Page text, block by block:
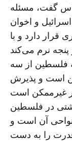
گفت، مسئله
و اخوان
قرار دارد و با
فلسطین از سه
است و پذیرش
در فلسطین
آن است و
قدرت را به دست